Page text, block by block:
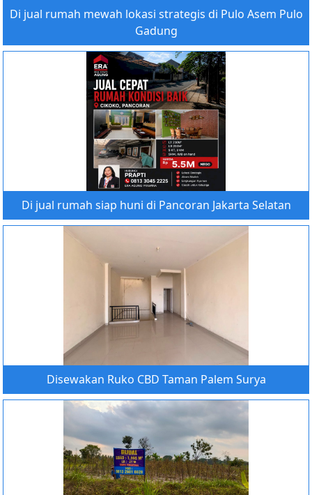
Di jual rumah mewah lokasi strategis di Pulo Asem Pulo
Gadung
Di jual rumah siap huni di Pancoran Jakarta Selatan
Disewakan Ruko CBD Taman Palem Surya